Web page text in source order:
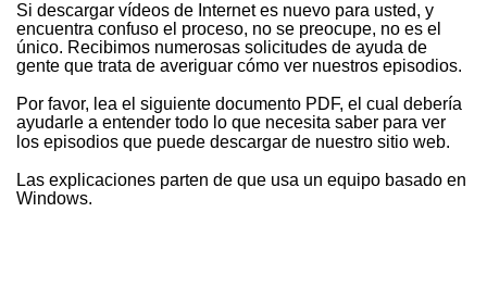
Si descargar vídeos de Internet es nuevo para usted, y
encuentra confuso el proceso, no se preocupe, no es el
único. Recibimos numerosas solicitudes de ayuda de
gente que trata de averiguar cómo ver nuestros episodios.
Por favor, lea el siguiente documento PDF, el cual debería
ayudarle a entender todo lo que necesita saber para ver
los episodios que puede descargar de nuestro sitio web.
Las explicaciones parten de que usa un equipo basado en
Windows.